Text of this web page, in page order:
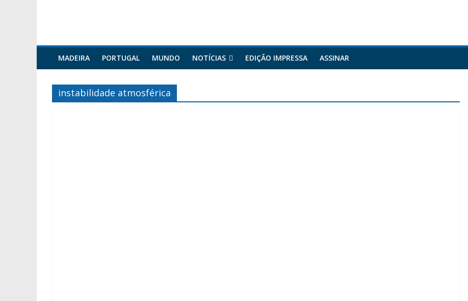
MADEIRA PORTUGAL MUNDO NOTÍCIAS EDIÇÃO IMPRESSA ASSINAR
instabilidade atmosférica